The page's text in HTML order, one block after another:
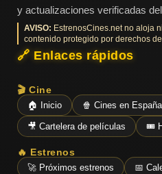
y actualizaciones verificadas
AVISO: EstrenosCines.net no aloja
contenido protegido por derechos
🔗 Enlaces rápidos
🎬 Cine
🏠 Inicio 🍿 Cines en España
🎥 Cartelera de películas 🎟️
🔥 Estrenos
🚀 Próximos estrenos 📅